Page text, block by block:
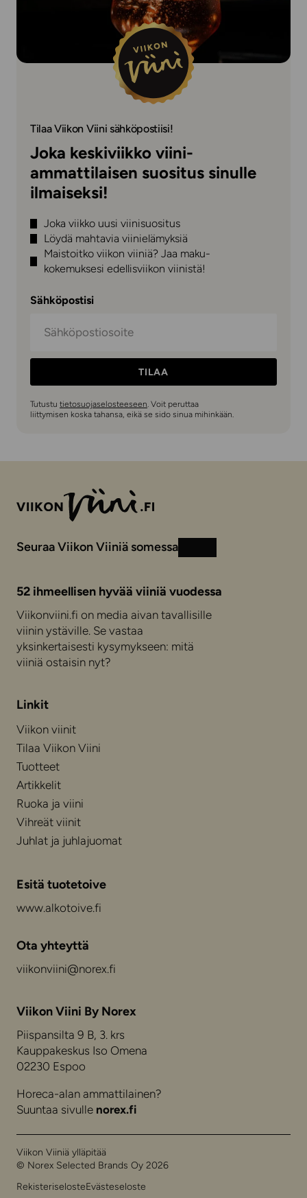
Tilaa Viikon Viini sähköpostiisi!
Joka keskiviikko viini-
ammattilaisen suositus sinulle
ilmaiseksi!
Joka viikko uusi viinisuositus
Löydä mahtavia viinielämyksiä
Maistoitko viikon viiniä? Jaa maku-
kokemuksesi edellisviikon viinistä!
Sähköpostisi
TILAA
Tutustu tietosuojaselosteeseen. Voit peruttaa
liittymisen koska tahansa, eikä se sido sinua mihinkään.
Seuraa Viikon Viiniä somessa
52 ihmeellisen hyvää viiniä vuodessa
Viikonviini.fi on media aivan tavallisille
viinin ystäville. Se vastaa
yksinkertaisesti kysymykseen: mitä
viiniä ostaisin nyt?
Linkit
Viikon viinit
Tilaa Viikon Viini
Tuotteet
Artikkelit
Ruoka ja viini
Vihreät viinit
Juhlat ja juhlajuomat
Esitä tuotetoive
www.alkotoive.fi
Ota yhteyttä
viikonviini@norex.fi
Viikon Viini By Norex
Piispansilta 9 B, 3. krs
Kauppakeskus Iso Omena
02230 Espoo
Horeca-alan ammattilainen?
Suuntaa sivulle norex.fi
Viikon Viiniä ylläpitää
© Norex Selected Brands Oy 2026
RekisteriselosteEvästeseloste